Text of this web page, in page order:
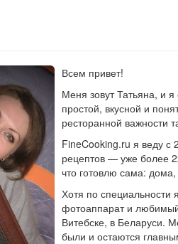
Всем привет!
Меня зовут Татьяна, и
простой, вкусной и
ресторанной важности
FineCooking.ru я веду с
рецептов — уже более
что готовлю сама:
Хотя по специальности
фотоаппарат и
Витебске, в Беларуси.
были и остаются